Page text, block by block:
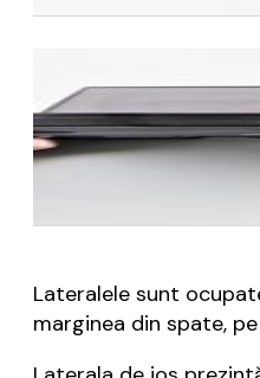
Lateralele sunt
marginea din spate,